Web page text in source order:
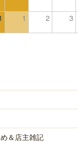
1 2 3
＆店主雑記